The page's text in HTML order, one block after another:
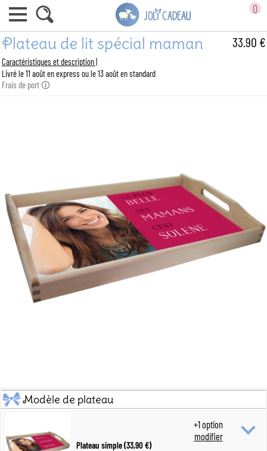
0
Plateau de lit spécial maman
Caractéristiques et description |
Livré le 11 août en express ou le 13 août en standard
Frais de port 🛈
33.90 €
Modèle de plateau
Plateau simple (33,90 €)
+1option
modifier